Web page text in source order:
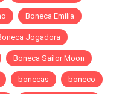
Boneca Emília
Jogadora
Boneca Sailor Moon
bonecas boneco